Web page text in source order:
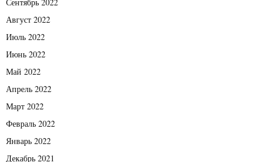
Август 2022
Июль 2022
Июнь 2022
Май 2022
Апрель 2022
Март 2022
Февраль 2022
Январь 2022
Декабрь 2021